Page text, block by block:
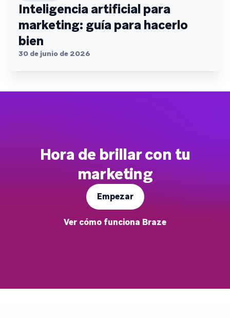
Inteligencia artificial para
marketing: guía para hacerlo
bien
30 de junio de 2026
Hora de brillar con tu
marketing
Empezar
Ver cómo funciona Braze